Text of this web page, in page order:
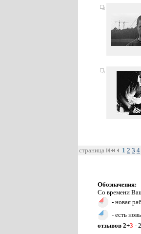
страница 1 2 3 4
Обозначения:
Со времени
- новая
- есть
отзывов 2+3 -